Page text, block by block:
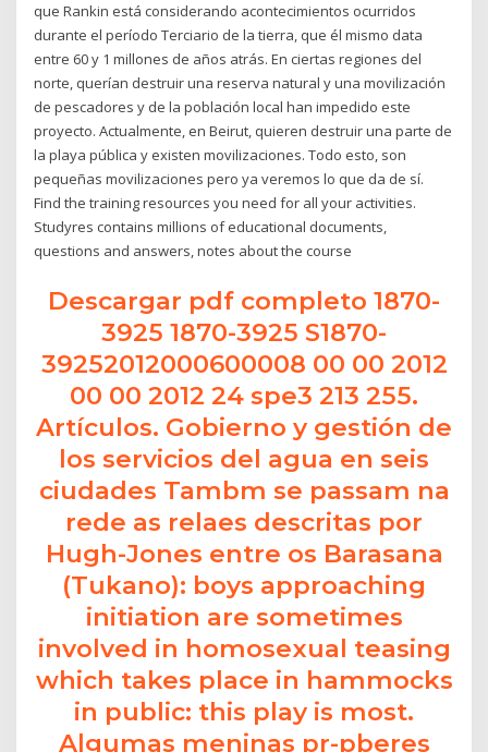
que Rankin está considerando acontecimientos ocurridos
durante el período Terciario de la tierra, que él mismo data
entre 60 y 1 millones de años atrás. En ciertas regiones del
norte, querían destruir una reserva natural y una movilización
de pescadores y de la población local han impedido este
proyecto. Actualmente, en Beirut, quieren destruir una parte de
la playa pública y existen movilizaciones. Todo esto, son
pequeñas movilizaciones pero ya veremos lo que da de sí.
Find the training resources you need for all your activities.
Studyres contains millions of educational documents,
questions and answers, notes about the course
Descargar pdf completo 1870-
3925 1870-3925 S1870-
39252012000600008 00 00 2012
00 00 2012 24 spe3 213 255.
Artículos. Gobierno y gestión de
los servicios del agua en seis
ciudades Tambm se passam na
rede as relaes descritas por
Hugh-Jones entre os Barasana
(Tukano): boys approaching
initiation are sometimes
involved in homosexual teasing
which takes place in hammocks
in public: this play is most.
Algumas meninas pr-pberes